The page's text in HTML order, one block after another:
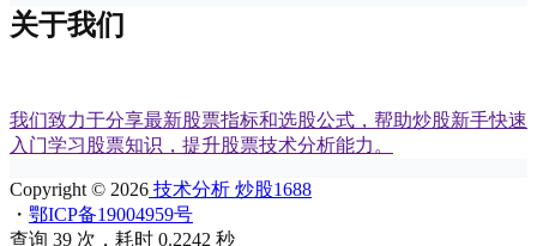
关于我们
我们致力于分享最新股票指标和选股公式，帮助炒股新手快速
入门学习股票知识，提升股票技术分析能力。
Copyright © 2026 技术分析 炒股1688
・ 鄂ICP备19004959号
查询 39 次，耗时 0.2242 秒